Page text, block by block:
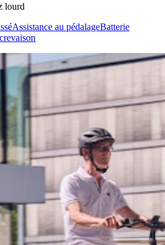
lourd
Assistance au pédalageBatterie